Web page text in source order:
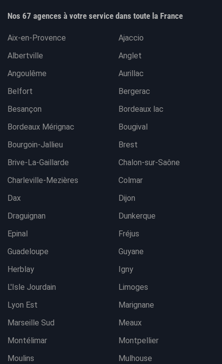
Nos 67 agences à votre service dans toute la France
Aix-en-Provence
Ajaccio
Albertville
Anglet
Angoulême
Aurillac
Belfort
Bergerac
Besançon
Bordeaux lac
Bordeaux Mérignac
Bougival
Bourgoin-Jallieu
Brest
Brive-La-Gaillarde
Chalon-sur-Saône
Charleville-Mezières
Colmar
Dax
Dijon
Draguignan
Dunkerque
Epinal
Fréjus
Guadeloupe
Guyane
Herblay
Igny
L'Isle Jourdain
Limoges
Lyon Est
Marignane
Marseille Sud
Meaux
Montélimar
Montpellier
Moulins
Mulhouse